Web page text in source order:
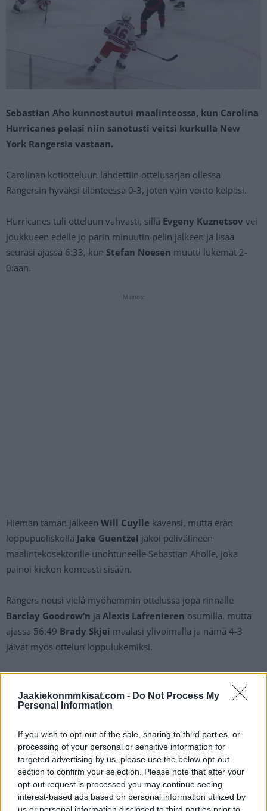
Jaakiekonmmkisat.com - Do Not Process My
Personal Information
If you wish to opt-out of the sale, sharing to third parties, or
processing of your personal or sensitive information for
targeted advertising by us, please use the below opt-out
section to confirm your selection. Please note that after your
opt-out request is processed you may continue seeing
interest-based ads based on personal information utilized by
us or personal information disclosed to third parties prior to
Sebastian Aho kunnostautui maalinteossa, kun Carolina
Hurricanes pelasi niin sanotusti veitsi kurkulla New
York Rangersia vastaan.
Carolinan kotiotteluun lähdettiin ottelusarjan ollessa
Rangersin hyväksi tilanteessa 0-3, joten vain voitto kelpasi.
Hurricanes tuli otteluun vahvasti, sillä Evgeny Kuznetsov vei
joukkueen edelle jo parin minuutin pelin jälkeen ja lisää
seurasi ajassa 6:33, kun Stefan Noesen muutti lukemat 2-
0:aan.
Mainos:
Hieman tämän jälkeen Will Cuylle kavensi, mutta erän
loppupuoliskolla Jake Guentzel jakoi pelivälineen
maalintekosektorille unohtuneelle Sebastian Aholle, joka
painoi kiekon komeasti sisään.
Rangers nousi vielä myöhemmin ottelussa jopa rinnalle
Barclay Goodrow’n ja Alexis Lafrenieren osumilla, mutta
ajassa 56:49 Brady Skjei maalasi ylivoimalla ja nämä 4-3
jäivät myös ottelun loppulukemiksi.
Maanantaina Rangers pääsee yrittämään sarjan katkaisua
Madison Square Gardenissa.
Sebastian Aho vastasi 3-1-osumasta:
https://twitter.com/GinoHard_/status/178943976761822014
Mikäli video ei näy, voit katsoa senGino HardinX-tilillä.